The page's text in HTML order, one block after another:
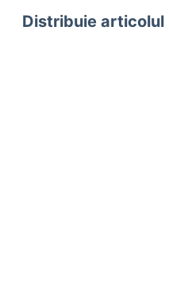
Distribuie articolul